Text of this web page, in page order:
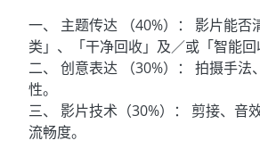
一、 主题传达 （40%）： 影片能否
类」、「干净回收」及／或「智能回
二、 创意表达 （30%）： 拍摄手法
性。
三、 影片技术（30%）： 剪接、音
流畅度。